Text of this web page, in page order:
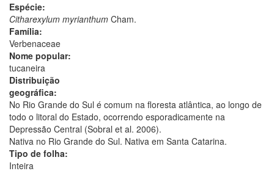
Espécie:
Citharexylum myrianthum Cham.
Família:
Verbenaceae
Nome popular:
tucaneira
Distribuição
geográfica:
No Rio Grande do Sul é comum na floresta atlântica, ao longo de
todo o litoral do Estado, ocorrendo esporadicamente na
Depressão Central (Sobral et al. 2006).
Nativa no Rio Grande do Sul. Nativa em Santa Catarina.
Tipo de folha:
Inteira